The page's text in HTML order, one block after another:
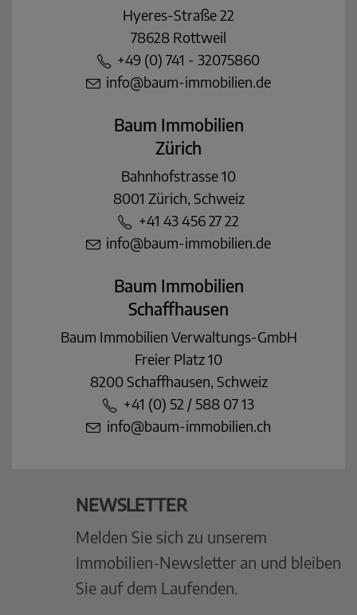
Hyeres-Straße 22
78628 Rottweil
+49 (0) 741 - 32075860
info@baum-immobilien.de
Baum Immobilien
Zürich
Bahnhofstrasse 10
8001 Zürich, Schweiz
+41 43 456 27 22
info@baum-immobilien.de
Baum Immobilien
Schaffhausen
Baum Immobilien Verwaltungs-GmbH
Freier Platz 10
8200 Schaffhausen, Schweiz
+41 (0) 52 / 588 07 13
info@baum-immobilien.ch
NEWSLETTER
Melden Sie sich zu unserem
Immobilien-Newsletter an und bleiben
Sie auf dem Laufenden.